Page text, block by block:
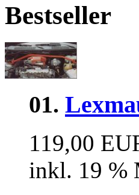
Bestseller
01.
119,00
inkl. 19 %